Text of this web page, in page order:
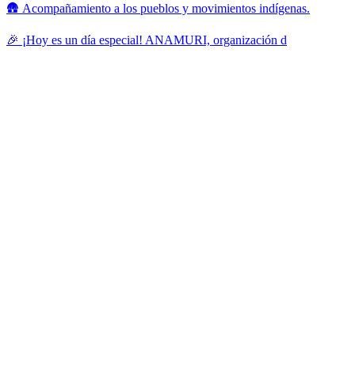
🛖 Acompañamiento a los pueblos y movimientos indígenas.
🎉 ¡Hoy es un día especial! ANAMURI, organización d